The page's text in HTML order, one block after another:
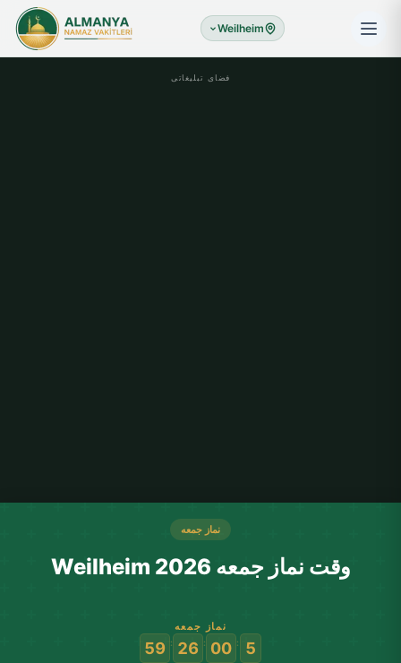
Weilheim
فضای تبلیغاتی
نماز جمعه
وقت نماز جمعه Weilheim 2026
نماز جمعه
5
:
00
:
26
:
59